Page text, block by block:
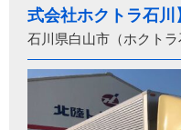
式会社ホクトラ石川
石川県白山市（ホクトラ